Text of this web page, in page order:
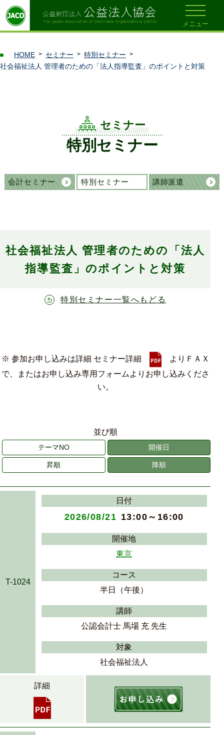
メニュー
HOME セミナー
特別セミナー
社会福祉法人 管理者のための「法人指導監査」のポイントと対策
セミナー
特別セミナー
会計セミナー 特別セミナー 講師派遣
社会福祉法人 管理者のための「法人
指導監査」のポイントと対策
特別セミナー一覧へもどる
※ 参加お申し込みは詳細 セミナー詳細
よりＦＡＸ
で、またはお申し込み専用フォームよりお申し込みくださ
い。
並び順
テーマNO 開催日
昇順 降順
T-1024
日付
2026/08/21 13:00～16:00
開催地
東京
コース
半日（午後）
講師
公認会計士 馬場 充 先生
対象
社会福祉法人
詳細